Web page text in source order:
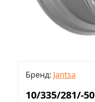
Бренд: Jantsa
10/335/281/-50